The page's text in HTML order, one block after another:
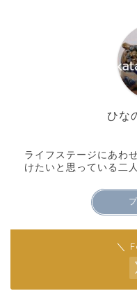
ひな
ライフステージにあわ
けたいと思っている二
＼